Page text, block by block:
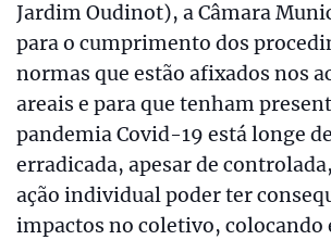
Jardim Oudinot), a Câmara
para o cumprimento dos
normas que estão afixados nos
areais e para que tenham
pandemia Covid-19 está longe
erradicada, apesar de
ação individual poder ter
impactos no coletivo, colocando